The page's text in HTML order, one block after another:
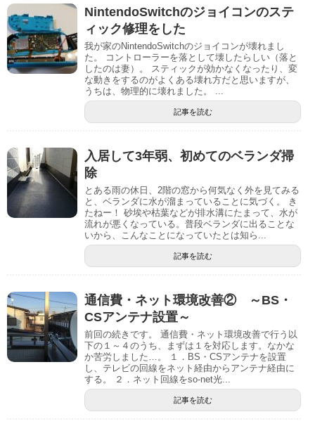
NintendoSwitchのジョイコンのステ
ィック修理をした
我が家のNintendoSwitchのジョイコンが壊れまし
た。 コントローラーを落として壊したらしい（落と
したのは妻）。 スティックが効かなくなったり、変
な動きをするのがよくある壊れ方だと思いますが、
うちは、物理的に壊れました。 ...
記事を読む
入居して3年弱、初めてのベランダ掃
除
とある雨の休日、2階の窓から何気なく外を見てみる
と、ベランダに水が溜まっていることに気づく。 き
たねー！ 砂埃や枯葉などが排水溝にたまって、水が
流れが悪くなっている。普段ベランダに出ることな
いから、こんなことになっていたとは知ら...
記事を読む
通信費・ネット環境改善② ～BS・
CSアンテナ設置～
前回の続きです。 通信費・ネット環境改善で行う以
下の１～４のうち、まずは１を対応します。なかな
か苦労しました…。 １．BS・CSアンテナを設置
し、テレビの回線をネット経由からアンテナ経由に
する。 ２．ネット回線をso-net光...
記事を読む